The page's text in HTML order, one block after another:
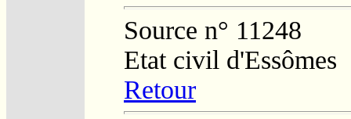
Source n° 11248
Etat civil d'Essômes
Retour